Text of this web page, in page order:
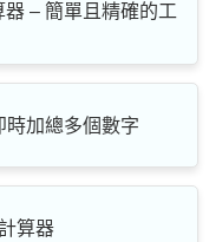
– 簡單且精確的工
加總多個數字
算器